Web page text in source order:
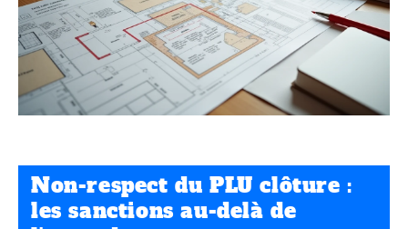
Non-respect du PLU clôture :
les sanctions au-delà de